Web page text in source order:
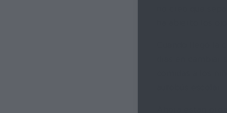
no creo que
ha abierto los
Cuando llegó la
días en cambiar